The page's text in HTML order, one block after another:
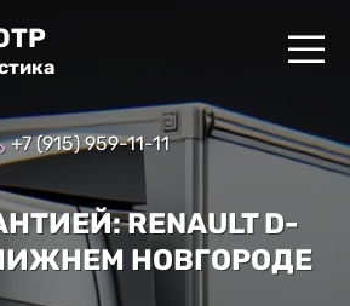
+7 (915) 959-11-11
RENAULT D-
НИЖНЕМ НОВГОРОДЕ